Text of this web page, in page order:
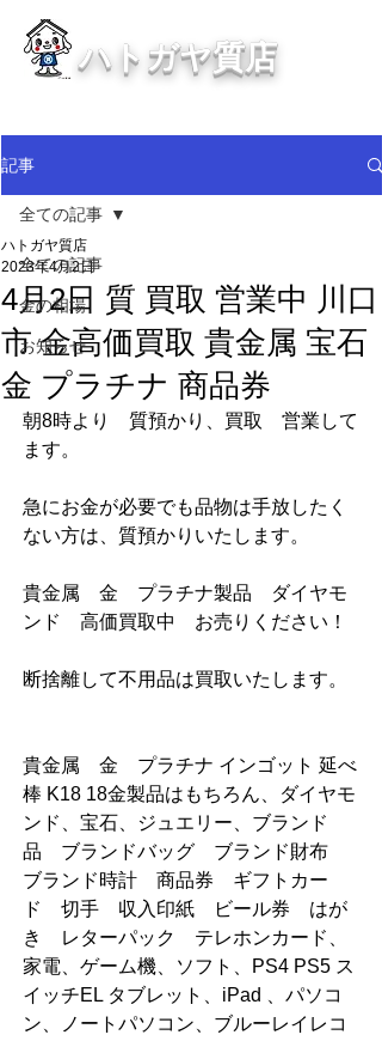
ハトガヤ質店
記事
全ての記事
金の相場
お知らせ
全ての記事
4月2日 質 買取 営業中 川口
市 金高価買取 貴金属 宝石
金 プラチナ 商品券
ハトガヤ質店
2023年4月2日
朝8時より　質預かり、買取　営業して
ます。
急にお金が必要でも品物は手放したく
ない方は、質預かりいたします。
貴金属　金　プラチナ製品　ダイヤモ
ンド　高価買取中　お売りください！
断捨離して不用品は買取いたします。
貴金属　金　プラチナ インゴット 延べ
棒 K18 18金製品はもちろん、ダイヤモ
ンド、宝石、ジュエリー、ブランド
品　ブランドバッグ　ブランド財布
ブランド時計　商品券　ギフトカー
ド　切手　収入印紙　ビール券　はが
き　レターパック　テレホンカード、
家電、ゲーム機、ソフト、PS4 PS5 ス
イッチEL タブレット、iPad 、パソコ
ン、ノートパソコン、ブルーレイレコ